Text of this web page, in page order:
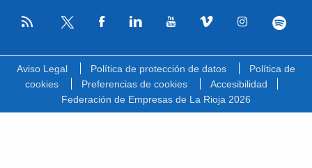
RSS
Aviso Legal Política de protección de datos
Política de
cookies
Preferencias de cookies
Accesibilidad
Federación de Empresas de La Rioja 2026